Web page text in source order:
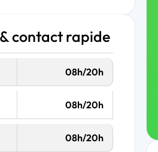
contact rapide
08h/20h
08h/20h
08h/20h